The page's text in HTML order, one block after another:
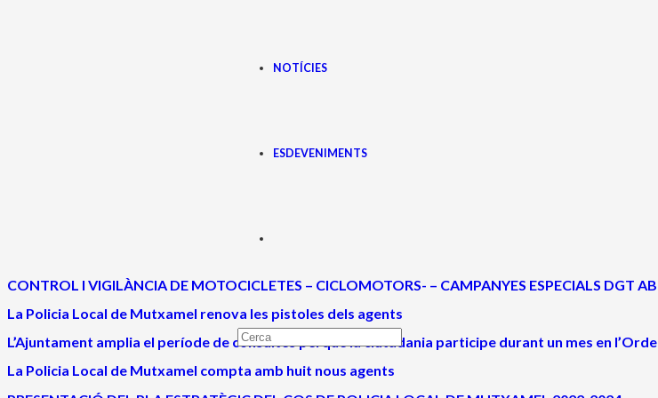
NOTÍCIES
ESDEVENIMENTS
CONTROL I VIGILÀNCIA DE MOTOCICLETES – CICLOMOTORS- – CAMPANYES ESPECIALS DGT
La Policia Local de Mutxamel renova les pistoles dels agents
L’Ajuntament amplia el període de consultes perquè la ciutadania participe durant un mes en
La Policia Local de Mutxamel compta amb huit nous agents